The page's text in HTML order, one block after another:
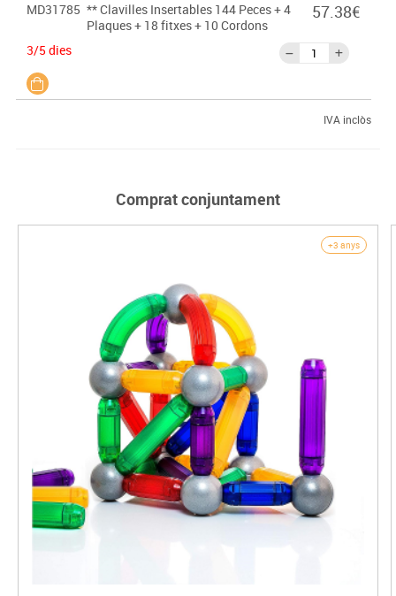
MD31785 ** Clavilles Insertables 144 Peces + 4
Plaques + 18 fitxes + 10 Cordons
3/5 dies
57.38€
IVA inclòs
Comprat conjuntament
+3 anys